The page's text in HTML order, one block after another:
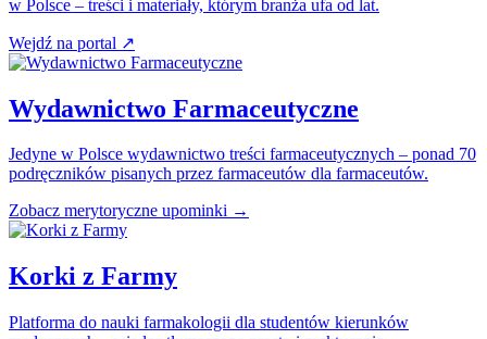
w Polsce – treści i materiały, którym branża ufa od lat.
Wejdź na portal ↗
Wydawnictwo Farmaceutyczne
Jedyne w Polsce wydawnictwo treści farmaceutycznych – ponad 70
podręczników pisanych przez farmaceutów dla farmaceutów.
Zobacz merytoryczne upominki →
Korki z Farmy
Platforma do nauki farmakologii dla studentów kierunków